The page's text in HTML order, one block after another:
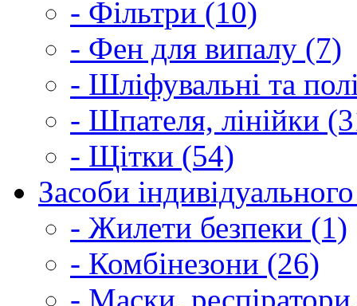
- Фільтри (10)
- Фен для випалу (7)
- Шліфувальні та
- Шпателя, лінійки
- Щітки (54)
Засоби
- Жилети безпеки (1)
- Комбінезони (26)
- Маски,